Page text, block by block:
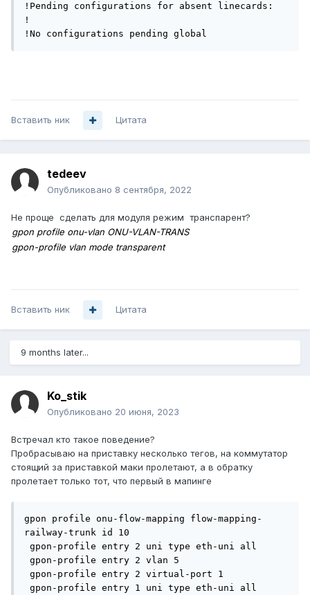
!Pending configurations for absent linecards:
!
!No configurations pending global
Вставить ник Цитата
tedeev
Опубликовано 8 сентября, 2022
Не проще сделать для модуля режим транспарент?
gpon profile onu-vlan ONU-VLAN-TRANS
gpon-profile vlan mode transparent
Вставить ник Цитата
9 months later...
Ko_stik
Опубликовано 20 июня, 2023
Встречал кто такое поведение?
Пробрасываю на приставку несколько тегов, на коммутатор
стоящий за приставкой маки пролетают, а в обратку
пролетает только тот, что первый в мапинге
gpon profile onu-flow-mapping flow-mapping-
railway-trunk id 10